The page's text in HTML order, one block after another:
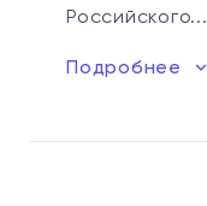
Российского...
Подробнее